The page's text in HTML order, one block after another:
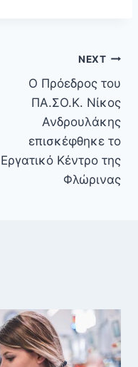
NEXT
Ο Πρόεδρος του
ΠΑ.ΣΟ.Κ. Νίκος
Ανδρουλάκης
επισκέφθηκε το
Εργατικό Κέντρο της
Φλώρινας